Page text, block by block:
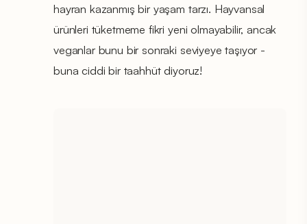
hayran kazanmış bir yaşam tarzı. Hayvansal
ürünleri tüketmeme fikri yeni olmayabilir, ancak
veganlar bunu bir sonraki seviyeye taşıyor -
buna ciddi bir taahhüt diyoruz!